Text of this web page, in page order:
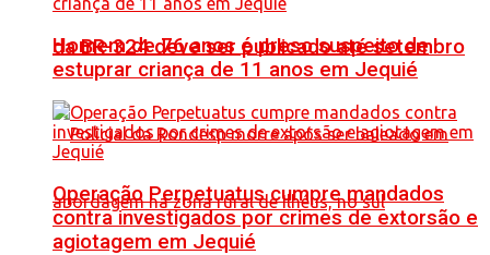
da BR-324 deve ser publicado até setembro
Homem de 76 anos é preso suspeito de
estuprar criança de 11 anos em Jequié
Operação Perpetuatus cumpre mandados
contra investigados por crimes de extorsão e
agiotagem em Jequié